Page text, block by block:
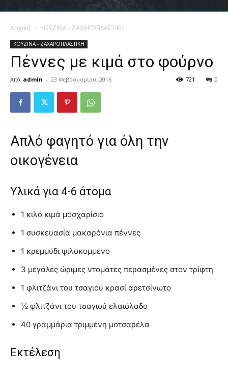
Αρχική ΚΟΥΖΙΝΑ - ΖΑΧΑΡΟΠΛΑΣΤΙΚΗ
ΚΟΥΖΙΝΑ - ΖΑΧΑΡΟΠΛΑΣΤΙΚΗ
Πέννες με κιμά στο φούρνο
Από admin - 23 Φεβρουαρίου, 2016 0
721
Απλό φαγητό για όλη την
οικογένεια
Υλικά για 4-6 άτομα
1 κιλό κιμά μοσχαρίσιο
1 συσκευασία μακαρόνια πέννες
1 κρεμμύδι ψιλoκομμένο
3 μεγάλες ώριμες ντομάτες περασμένες στον τρίφτη
1 φλιτζάνι του τσαγιού κρασί αρετσίνωτο
½ φλιτζάνι του τσαγιού ελαιόλαδο
40 γραμμάρια τριμμένη μοτσαρέλα
Εκτέλεση